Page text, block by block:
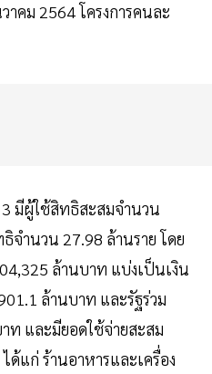
คม 2564 โครงการคนละ
3 มีผู้ใช้สิทธิสะสมจำนวน
จำนวน 27.98 ล้านราย โดย
ล้านบาท แบ่งเป็นเงิน
ล้านบาท และรัฐร่วม
ท และมียอดใช้จ่ายสะสม
ด้แก่ ร้านอาหารและเครื่อง